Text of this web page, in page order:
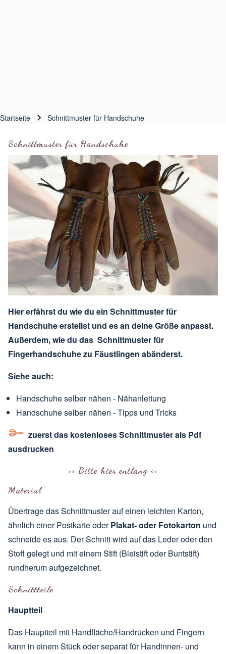
Startseite Schnittmuster für Handschuhe
Schnittmuster für Handschuhe
Hier erfährst du wie du ein Schnittmuster für
Handschuhe erstellst und es an deine Größe anpasst.
Außerdem, wie du das Schnittmuster für
Fingerhandschuhe zu Fäustlingen abänderst.
Siehe auch:
Handschuhe selber nähen - Nähanleitung
Handschuhe selber nähen -Tipps und Tricks
zuerst das kostenloses Schnittmuster als Pdf
ausdrucken
>> Bitte hier entlang <<
Material
Übertrage das Schnittmuster auf einen leichten Karton,
ähnlich einer Postkarte oderPlakat- oder Fotokarton und
schneide es aus. Der Schnitt wird auf das Leder oder den
Stoff gelegt und mit einem Stift (Bleistift oder Buntstift)
rundherum aufgezeichnet.
Schnittteile
Hauptteil
Das Hauptteil mit Handfläche/Handrücken und Fingern
kann in einem Stück oder separat für Handinnen- und